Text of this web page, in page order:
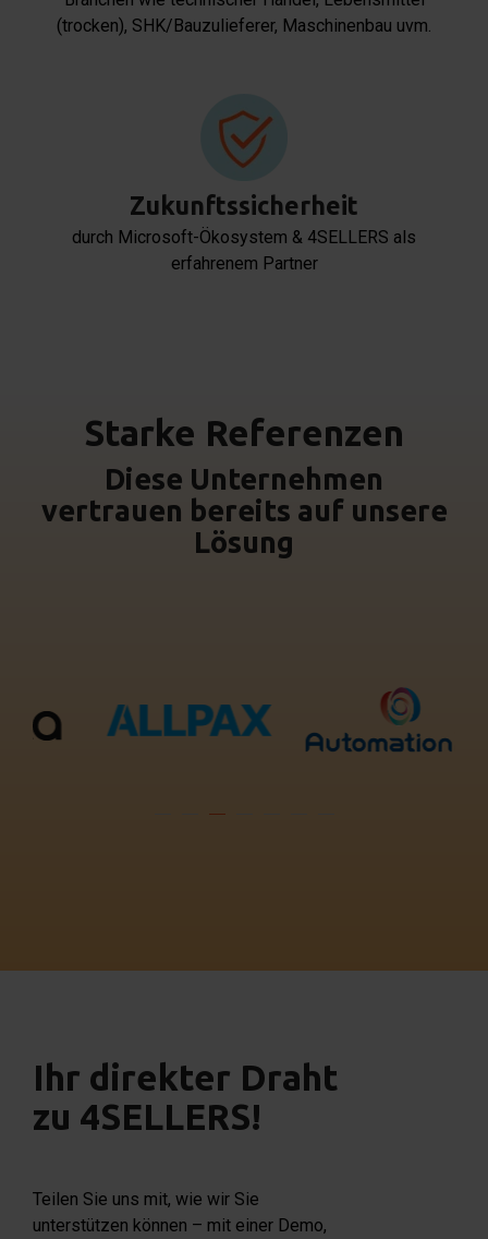
(trocken), SHK/Bauzulieferer, Maschinenbau uvm.
Zukunftssicherheit
durch Microsoft-Ökosystem & 4SELLERS als
erfahrenem Partner
Starke Referenzen
Diese Unternehmen
vertrauen bereits auf unsere
Lösung
Ihr direkter Draht
zu 4SELLERS!
Teilen Sie uns mit, wie wir Sie
unterstützen können – mit einer Demo,